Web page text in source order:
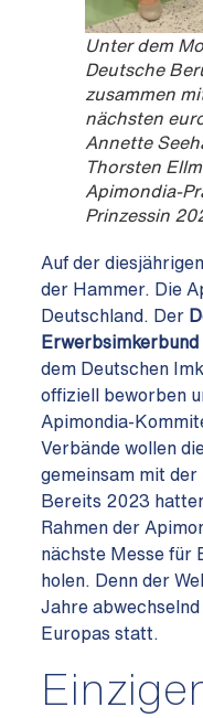
Unter dem
Deutsche
zusammen
nächsten
Annette
Thorsten
Apimondia-
Prinzessin
Auf der
der Hammer. Die
Deutschland. Der
Erwerbsimkerbund
dem Deutschen
offiziell beworben
Apimondia-
Verbände wollen
gemeinsam mit der
Bereits 2023
Rahmen der
nächste Messe für
holen. Denn der
Jahre
Europas statt.